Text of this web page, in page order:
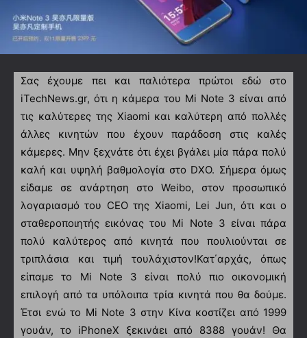
Σας έχουμε πει και παλιότερα πρώτοι εδώ στο
iTechNews.gr, ότι η κάμερα του Mi Note 3 είναι από
τις καλύτερες της Xiaomi και καλύτερη από πολλές
άλλες κινητών που έχουν παράδοση στις καλές
κάμερες. Μην ξεχνάτε ότι έχει βγάλει μία πάρα πολύ
καλή και υψηλή βαθμολογία στο DXO. Σήμερα όμως
είδαμε σε ανάρτηση στο Weibo, στον προσωπικό
λογαριασμό του CEO της Xiaomi, Lei Jun, ότι και ο
σταθεροποιητής εικόνας του Mi Note 3 είναι πάρα
πολύ καλύτερος από κινητά που πουλιούνται σε
τριπλάσια και τιμή τουλάχιστον!Κατ΄αρχάς, όπως
είπαμε το Mi Note 3 είναι πολύ πιο οικονομική
επιλογή από τα υπόλοιπα τρία κινητά που θα δούμε.
Έτσι ενώ το Mi Note 3 στην Κίνα κοστίζει από 1999
γουάν, το iPhoneX ξεκινάει από 8388 γουάν! Θα